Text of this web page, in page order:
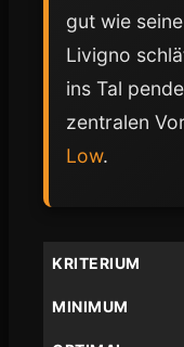
gut wie
Livigno
ins Tal
zentralen
Low.
KRITERIUM
MINIMUM